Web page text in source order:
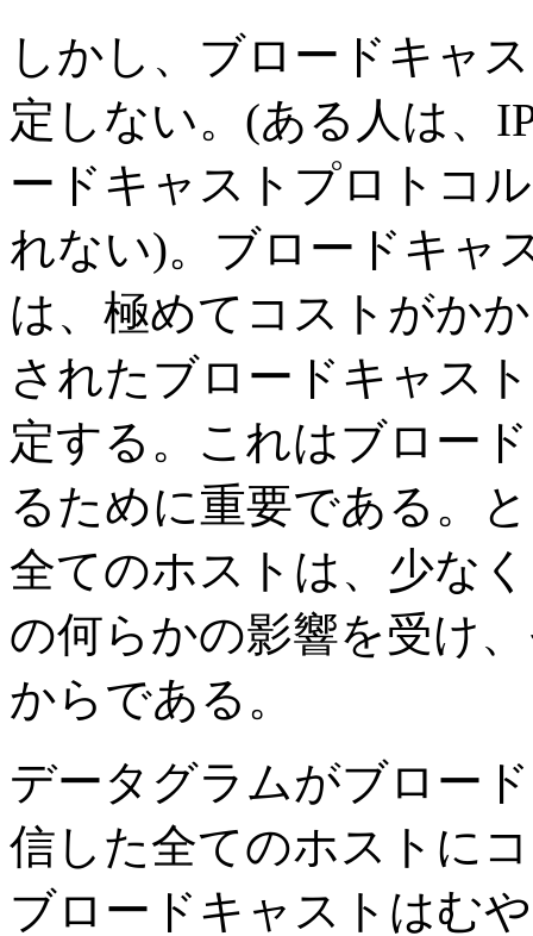
しかし、ブロードキャ
定しない。(ある人は、
ードキャストプロトコ
れない)。ブロードキャ
は、極めてコストがか
されたブロードキャス
定する。これはブロー
るために重要である。
全てのホストは、少な
の何らかの影響を受け
からである。
データグラムがブロー
信した全てのホストに
ブロードキャストはむ